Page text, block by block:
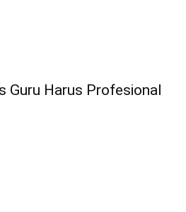
Guru Harus Profesional